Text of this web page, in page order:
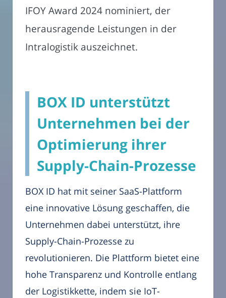
IFOY Award 2024 nominiert, der
herausragende Leistungen in der
Intralogistik auszeichnet.
BOX ID unterstützt
Unternehmen bei der
Optimierung ihrer
Supply-Chain-Prozesse
BOX ID hat mit seiner SaaS-Plattform
eine innovative Lösung geschaffen, die
Unternehmen dabei unterstützt, ihre
Supply-Chain-Prozesse zu
revolutionieren. Die Plattform bietet eine
hohe Transparenz und Kontrolle entlang
der Logistikkette, indem sie IoT-